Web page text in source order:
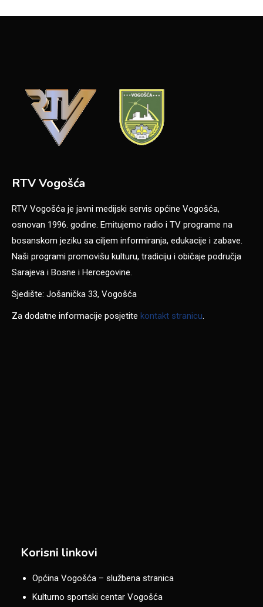
RTV Vogošća
RTV Vogošća je javni medijski servis općine Vogošća,
osnovan 1996. godine. Emitujemo radio i TV programe na
bosanskom jeziku sa ciljem informiranja, edukacije i zabave.
Naši programi promovišu kulturu, tradiciju i običaje područja
Sarajeva i Bosne i Hercegovine.
Sjedište: Jošanička 33, Vogošća
Za dodatne informacije posjetite kontakt stranicu
Korisni linkovi
Općina Vogošća – službena stranica
Kulturno sportski centar Vogošća